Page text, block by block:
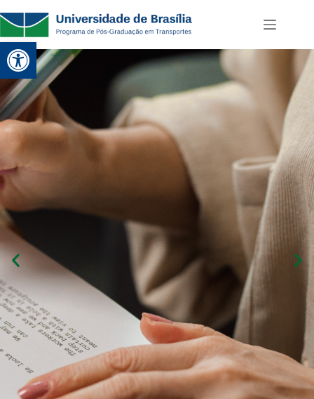
Abrir a barra de ferramentas